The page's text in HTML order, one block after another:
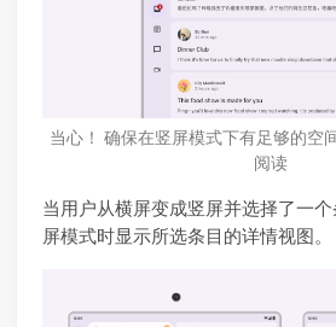
当心！ 确保在竖屏模式下有足够的空
阅读
当用户从横屏变成竖屏并选择了一
屏模式时显示所选条目的详情视图。